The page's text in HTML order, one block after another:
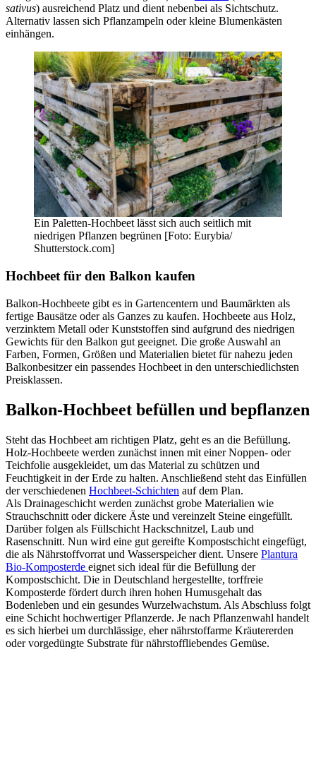
sativus) ausreichend Platz und dient nebenbei als Sichtschutz.
Alternativ lassen sich Pflanzampeln oder kleine Blumenkästen
einhängen.
Ein Paletten-Hochbeet lässt sich auch seitlich mit
niedrigen Pflanzen begrünen [Foto: Eurybia/
Shutterstock.com]
Hochbeet für den Balkon kaufen
Balkon-Hochbeete gibt es in Gartencentern und Baumärkten als
fertige Bausätze oder als Ganzes zu kaufen. Hochbeete aus Holz,
verzinktem Metall oder Kunststoffen sind aufgrund des niedrigen
Gewichts für den Balkon gut geeignet. Die große Auswahl an
Farben, Formen, Größen und Materialien bietet für nahezu jeden
Balkonbesitzer ein passendes Hochbeet in den unterschiedlichsten
Preisklassen.
Balkon-Hochbeet befüllen und bepflanzen
Steht das Hochbeet am richtigen Platz, geht es an die Befüllung.
Holz-Hochbeete werden zunächst innen mit einer Noppen- oder
Teichfolie ausgekleidet, um das Material zu schützen und
Feuchtigkeit in der Erde zu halten. Anschließend steht das Einfüllen
der verschiedenen Hochbeet-Schichten auf dem Plan.
Als Drainageschicht werden zunächst grobe Materialien wie
Strauchschnitt oder dickere Äste und vereinzelt Steine eingefüllt.
Darüber folgen als Füllschicht Hackschnitzel, Laub und
Rasenschnitt. Nun wird eine gut gereifte Kompostschicht eingefügt,
die als Nährstoffvorrat und Wasserspeicher dient. Unsere Plantura
Bio-Komposterde eignet sich ideal für die Befüllung der
Kompostschicht. Die in Deutschland hergestellte, torffreie
Komposterde fördert durch ihren hohen Humusgehalt das
Bodenleben und ein gesundes Wurzelwachstum. Als Abschluss folgt
eine Schicht hochwertiger Pflanzerde. Je nach Pflanzenwahl handelt
es sich hierbei um durchlässige, eher nährstoffarme Kräutererden
oder vorgedüngte Substrate für nährstoffliebendes Gemüse.